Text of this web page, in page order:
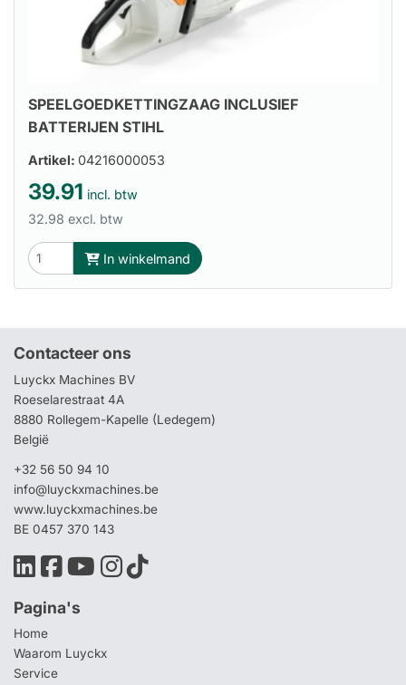
SPEELGOEDKETTINGZAAG INCLUSIEF
BATTERIJEN STIHL
Artikel: 04216000053
39.91 incl. btw
32.98 excl. btw
In winkelmand
Contacteer ons
Luyckx Machines BV
Roeselarestraat 4A
8880 Rollegem-Kapelle (Ledegem)
België
+32 56 50 94 10
info@luyckxmachines.be
www.luyckxmachines.be
BE 0457 370 143
Pagina's
Home
Waarom Luyckx
Service